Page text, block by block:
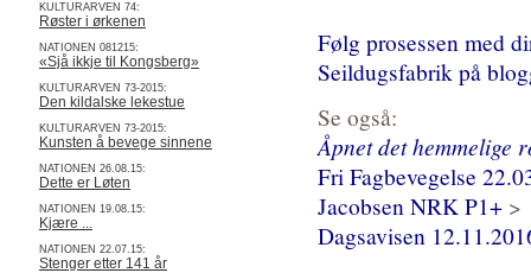
KULTURARVEN 74:
Røster i ørkenen
NATIONEN 081215:
«Sjå ikkje til Kongsberg»
KULTURARVEN 73-2015:
Den kildalske lekestue
KULTURARVEN 73-2015:
Kunsten å bevege sinnene
NATIONEN 26.08.15:
Dette er Løten
NATIONEN 19.08.15:
Kjære ...
NATIONEN 22.07.15:
Stenger etter 141 år
Følg prosessen med
Seildugsfabrik på
Se også:
Åpnet det hemmelige
Fri Fagbevegelse
Jacobsen NRK P1+ >
Dagsavisen